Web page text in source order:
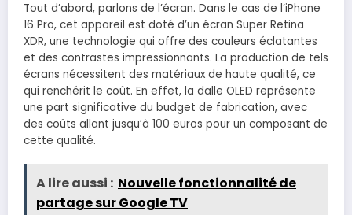
Tout d’abord, parlons de l’écran. Dans le cas de l’iPhone
16 Pro, cet appareil est doté d’un écran Super Retina
XDR, une technologie qui offre des couleurs éclatantes
et des contrastes impressionnants. La production de tels
écrans nécessitent des matériaux de haute qualité, ce
qui renchérit le coût. En effet, la dalle OLED représente
une part significative du budget de fabrication, avec
des coûts allant jusqu’à 100 euros pour un composant de
cette qualité.
A lire aussi : Nouvelle fonctionnalité de
partage sur Google TV